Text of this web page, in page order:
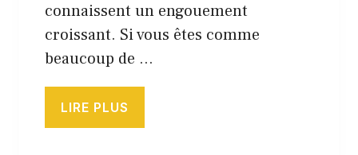
connaissent un engouement
croissant. Si vous êtes comme
beaucoup de …
LIRE PLUS